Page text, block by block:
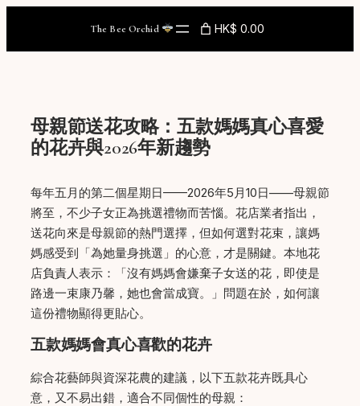
content
The Bee Orchid HK$ 0.00
母親節送花攻略：五款媽媽真心喜愛
的花卉與2026年新趨勢
每年五月的第二個星期日——2026年5月10日——母親節
將至，不少子女正為挑選禮物而苦惱。花店業者指出，
送花向來是母親節的熱門選擇，但如何選對花束，讓媽
媽感受到「為她量身挑選」的心意，才是關鍵。本地花
店負責人表示：「沒有媽媽會嫌棄子女送的花，即使是
路邊一束康乃馨，她也會當成寶。」問題在於，如何讓
這份禮物顯得更貼心。
五款媽媽會真心喜歡的花卉
綜合花藝師與資深花農的建議，以下五款花卉既具心
意，又不易出錯，適合不同個性的母親：